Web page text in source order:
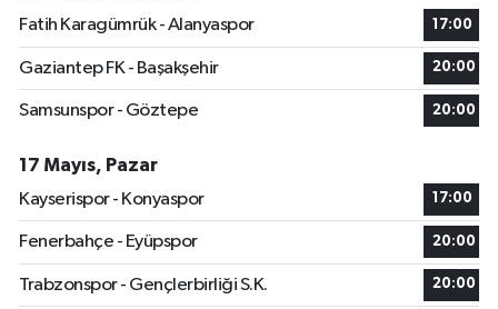
Fatih Karagümrük - Alanyaspor
17:00
Gaziantep FK - Başakşehir 20:00
Samsunspor - Göztepe 20:00
17 Mayıs, Pazar
Kayserispor - Konyaspor
17:00
Fenerbahçe - Eyüpspor 20:00
Trabzonspor - Gençlerbirliği S.K. 20:00